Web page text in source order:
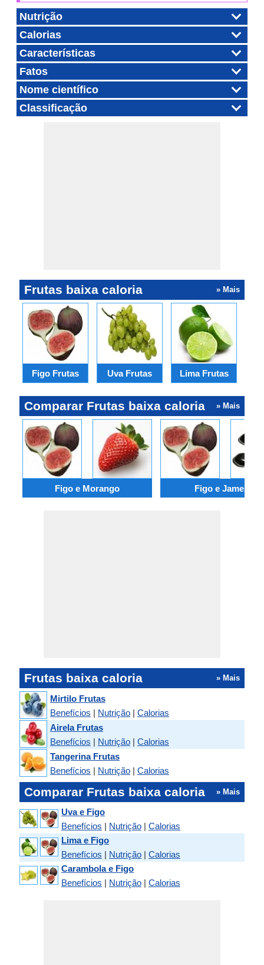
Nutrição
Calorias
Características
Fatos
Nome científico
Classificação
Frutas baixa caloria » Mais
Figo Frutas Uva Frutas Lima Frutas
Comparar Frutas baixa caloria » Mais
Figo e Morango Figo e Jamelão
Frutas baixa caloria » Mais
Mirtilo Frutas
Benefícios | Nutrição | Calorias
Airela Frutas
Benefícios | Nutrição | Calorias
Tangerina Frutas
Benefícios | Nutrição | Calorias
Comparar Frutas baixa caloria » Mais
Uva e Figo
Benefícios | Nutrição | Calorias
Lima e Figo
Benefícios | Nutrição | Calorias
Carambola e Figo
Benefícios | Nutrição | Calorias